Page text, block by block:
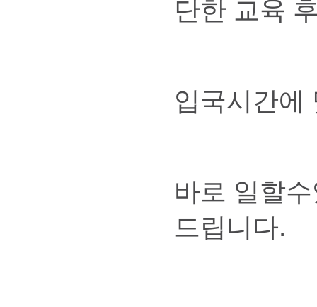
단한 교육
입국시간
바로 일할
드립니다.